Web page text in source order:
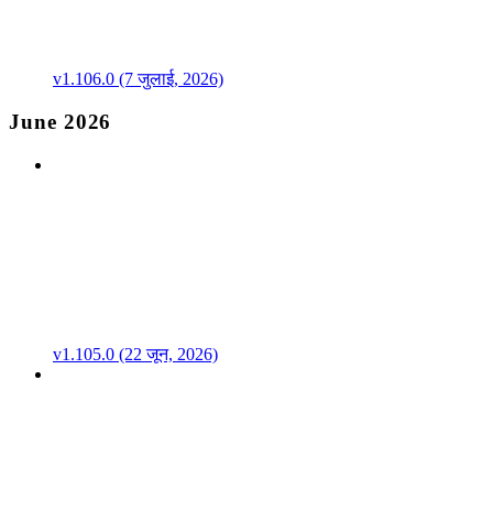
v1.106.0 (7 जुलाई, 2026)
June 2026
v1.105.0 (22 जून, 2026)